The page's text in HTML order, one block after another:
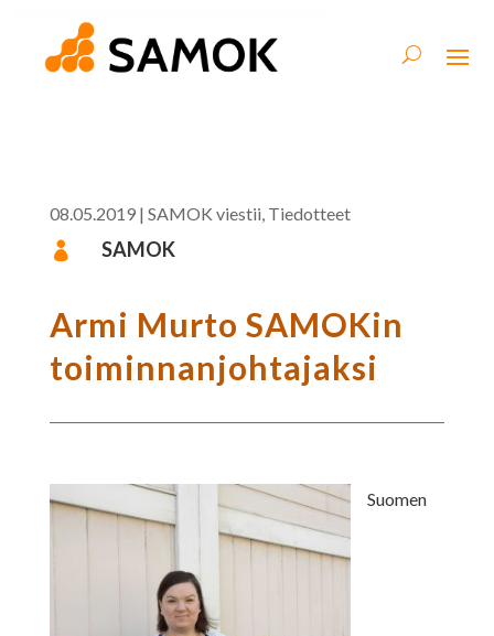
08.05.2019| SAMOK viestii, Tiedotteet
 SAMOK
Armi Murto SAMOKin
toiminnanjohtajaksi
Suomen